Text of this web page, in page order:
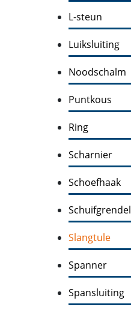
L-steun
Luiksluiting
Noodschalm
Puntkous
Ring
Scharnier
Schoefhaak
Schuifgrendel
Slangtule
Spanner
Spansluiting